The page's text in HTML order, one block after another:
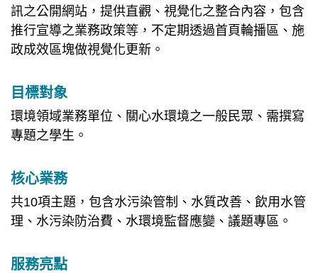
訊之公開網站，提供直觀、視覺化之整合內容，包含
推行宣導之業務政策等，不定期透過首頁輪播區、施
政成效區塊做視覺化更新。
目標對象
環境領域業務單位、關心水環境之一般民眾、需撰寫
專題之學生。
核心業務
共10項主題，包含水污染管制、水質改善、飲用水管
理、水污染防治費、水環境監督應變、議題專區。
服務亮點